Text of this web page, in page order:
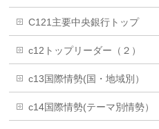
C121主要中央銀行トップ
c12トップリーダー（２）
c13国際情勢(国・地域別）
c14国際情勢(テーマ別情勢）